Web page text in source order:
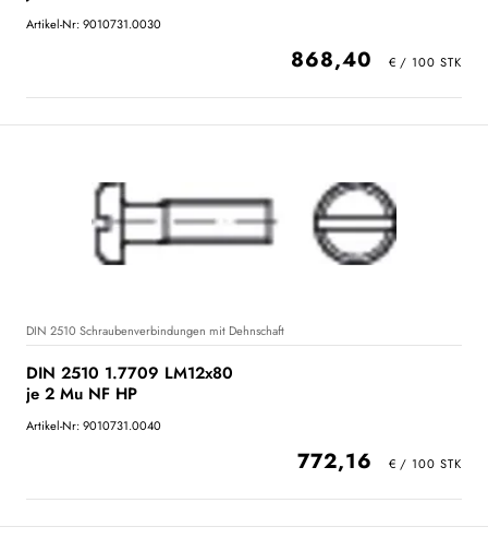
Artikel-Nr: 9010731.0030
868,40
DIN 2510 Schraubenverbindungen mit Dehnschaft
DIN 2510 1.7709 LM12x80
je 2 Mu NF HP
Artikel-Nr: 9010731.0040
772,16